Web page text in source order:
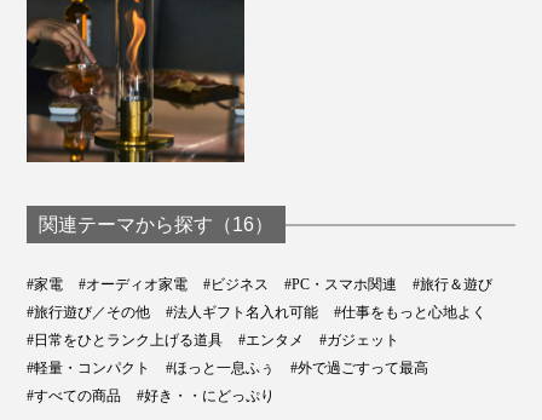
関連テーマから探す（16）
#家電 #オーディオ家電 #ビジネス #PC・スマホ関連
#旅行＆遊び
#旅行遊び／その他
#法人ギフト名入れ可能
#仕事をもっと心地よく
#日常をひとランク上げる道具
#エンタメ
#ガジェット
#軽量・コンパクト
#ほっと一息ふぅ
#外で過ごすって最高
#すべての商品
#好き・・にどっぷり